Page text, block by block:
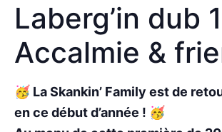
Laberg’in dub
Accalmie &
🥳 La Skankin’ Family est de
en ce début d’année ! 🥳